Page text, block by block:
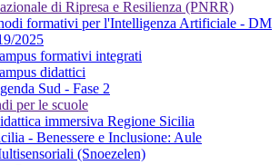
di Ripresa e Resilienza (PNRR)
formativi per l'Intelligenza Artificiale - DM
2025
formativi integrati
didattici
Sud - Fase 2
per le scuole
immersiva Regione Sicilia
- Benessere e Inclusione: Aule
(Snoezelen)